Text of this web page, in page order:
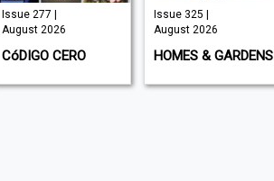
Issue 277 |
August 2026
CóDIGO CERO
Issue 325 |
August 2026
HOMES & GARDENS